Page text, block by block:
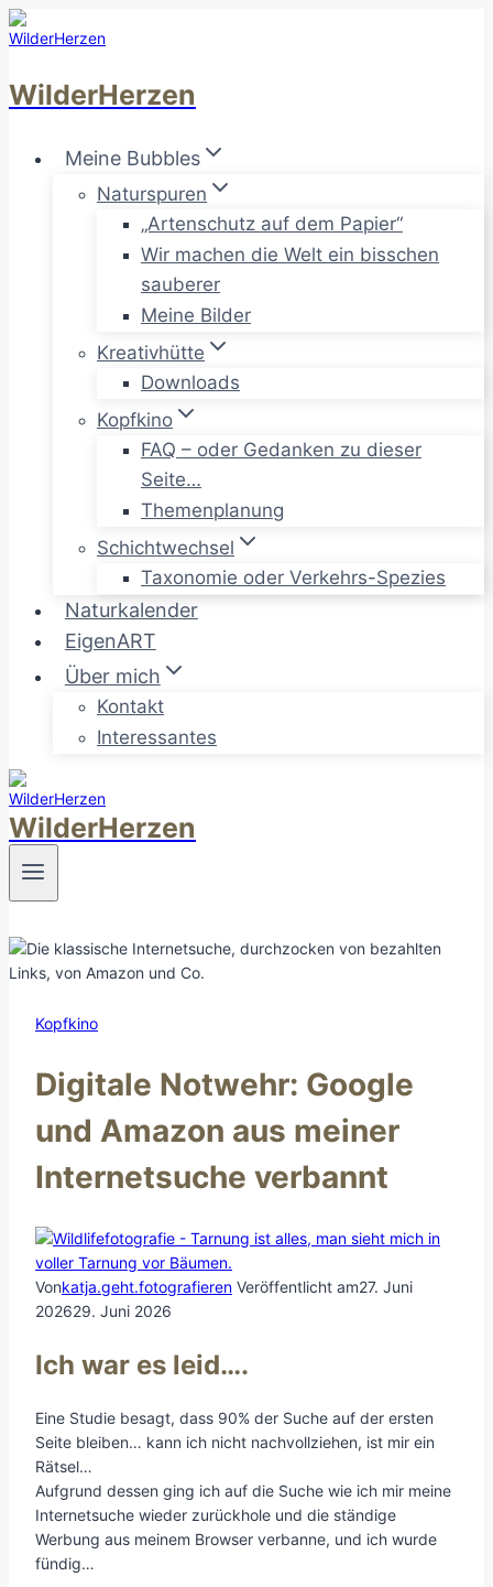
Zum
Inhalt
WilderHerzen
Meine Bubbles
Naturspuren
„Artenschutz auf dem Papier“
Wir machen die Welt ein bisschen
sauberer
Meine Bilder
Kreativhütte
Downloads
Kopfkino
FAQ – oder Gedanken zu dieser
Seite…
Themenplanung
Schichtwechsel
Taxonomie oder Verkehrs-Spezies
Naturkalender
EigenART
Über mich
Kontakt
Interessantes
WilderHerzen
Kopfkino
Digitale Notwehr: Google
und Amazon aus meiner
Internetsuche verbannt
Vonkatja.geht.fotografieren Veröffentlicht am27. Juni
202629. Juni 2026
Ich war es leid….
Eine Studie besagt, dass 90% der Suche auf der ersten
Seite bleiben… kann ich nicht nachvollziehen, ist mir ein
Rätsel…
Aufgrund dessen ging ich auf die Suche wie ich mir meine
Internetsuche wieder zurückhole und die ständige
Werbung aus meinem Browser verbanne, und ich wurde
fündig…